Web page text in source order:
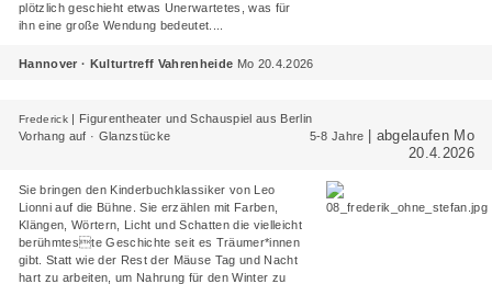
plötzlich geschieht etwas Unerwartetes, was für
ihn eine große Wendung bedeutet....
Hannover · Kulturtreff Vahrenheide Mo 20.4.2026
Frederick | Figurentheater und Schauspiel aus Berlin
Vorhang auf · Glanzstücke
5-8 Jahre
| abgelaufen Mo
20.4.2026
Sie bringen den Kinderbuchklassiker von Leo
Lionni auf die Bühne. Sie erzählen mit Farben,
Klängen, Wörtern, Licht und Schatten die vielleicht
berühmteste Geschichte seit es Träumer*innen
gibt. Statt wie der Rest der Mäuse Tag und Nacht
hart zu arbeiten, um Nahrung für den Winter zu